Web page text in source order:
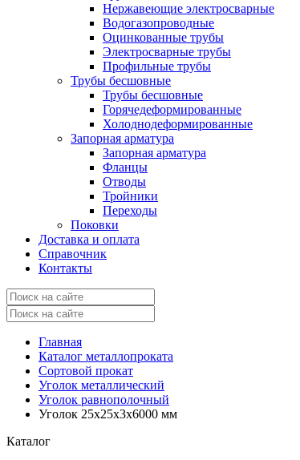
Нержавеющие электросварные
Водогазопроводные
Оцинкованные трубы
Электросварные трубы
Профильные трубы
Трубы бесшовные
Трубы бесшовные
Горячедеформированные
Холоднодеформированные
Запорная арматура
Запорная арматура
Фланцы
Отводы
Тройники
Переходы
Поковки
Доставка и оплата
Справочник
Контакты
Главная
Каталог металлопроката
Сортовой прокат
Уголок металлический
Уголок равнополочный
Уголок 25x25x3x6000 мм
Каталог